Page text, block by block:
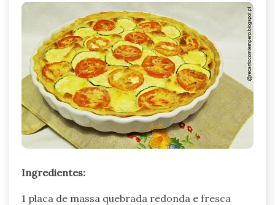
Ingredientes:
1 placa de massa quebrada redonda e fresca